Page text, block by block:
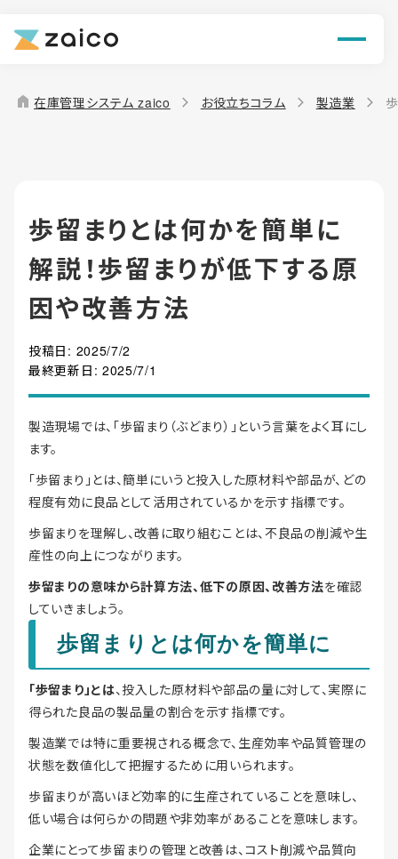
機能
解決できる課題
導入事例
お役立ち情報
home 在庫管理システム zaico お役立ちコラム 製造業
歩留まりとは何かを簡単に
解説！歩留まりが低下する原
因や改善方法
投稿日: 2025/7/2
最終更新日: 2025/7/1
製造現場では、「歩留まり（ぶどまり）」という言葉をよく耳にし
ます。
「歩留まり」とは、簡単にいうと投入した原材料や部品が、どの
程度有効に良品として活用されているかを示す指標です。
歩留まりを理解し、改善に取り組むことは、不良品の削減や生
産性の向上につながります。
歩留まりの意味から計算方法、低下の原因、改善方法を確認
していきましょう。
歩留まりとは何かを簡単に
「歩留まり」とは、投入した原材料や部品の量に対して、実際に
得られた良品の製品量の割合を示す指標です。
製造業では特に重要視される概念で、生産効率や品質管理の
状態を数値化して把握するために用いられます。
歩留まりが高いほど効率的に生産されていることを意味し、
低い場合は何らかの問題や非効率があることを意味します。
企業にとって歩留まりの管理と改善は、コスト削減や品質向